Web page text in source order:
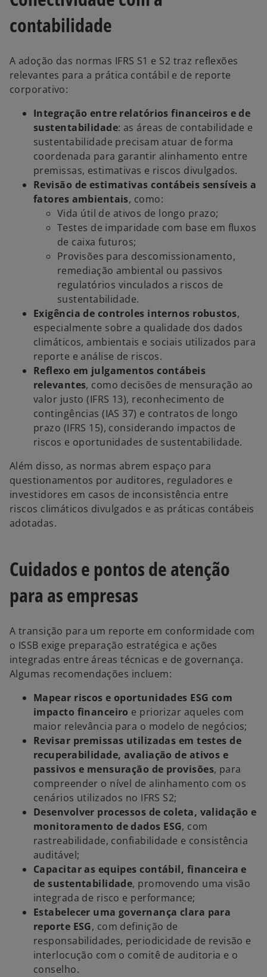
contabilidade
A adoção das normas IFRS S1 e S2 traz reflexões
relevantes para a prática contábil e de reporte
corporativo:
Integração entre relatórios financeiros e de
sustentabilidade: as áreas de contabilidade e
sustentabilidade precisam atuar de forma
coordenada para garantir alinhamento entre
premissas, estimativas e riscos divulgados.
Revisão de estimativas contábeis sensíveis a
fatores ambientais, como:
Vida útil de ativos de longo prazo;
Testes de imparidade com base em fluxos
de caixa futuros;
Provisões para descomissionamento,
remediação ambiental ou passivos
regulatórios vinculados a riscos de
sustentabilidade.
Exigência de controles internos robustos,
especialmente sobre a qualidade dos dados
climáticos, ambientais e sociais utilizados para
reporte e análise de riscos.
Reflexo em julgamentos contábeis
relevantes, como decisões de mensuração ao
valor justo (IFRS 13), reconhecimento de
contingências (IAS 37) e contratos de longo
prazo (IFRS 15), considerando impactos de
riscos e oportunidades de sustentabilidade.
Além disso, as normas abrem espaço para
questionamentos por auditores, reguladores e
investidores em casos de inconsistência entre
riscos climáticos divulgados e as práticas contábeis
adotadas.
Cuidados e pontos de atenção
para as empresas
A transição para um reporte em conformidade com
o ISSB exige preparação estratégica e ações
integradas entre áreas técnicas e de governança.
Algumas recomendações incluem:
Mapear riscos e oportunidades ESG com
impacto financeiro e priorizar aqueles com
maior relevância para o modelo de negócios;
Revisar premissas utilizadas em testes de
recuperabilidade, avaliação de ativos e
passivos e mensuração de provisões, para
compreender o nível de alinhamento com os
cenários utilizados no IFRS S2;
Desenvolver processos de coleta, validação e
monitoramento de dados ESG, com
rastreabilidade, confiabilidade e consistência
auditável;
Capacitar as equipes contábil, financeira e
de sustentabilidade, promovendo uma visão
integrada de risco e performance;
Estabelecer uma governança clara para
reporte ESG, com definição de
responsabilidades, periodicidade de revisão e
interlocução com o comitê de auditoria e o
conselho.